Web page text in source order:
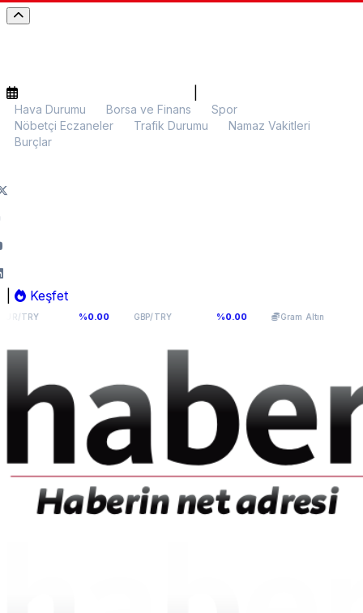
Hava Durumu Borsa ve Finans
Spor
Nöbetçi Eczaneler
Trafik Durumu
Namaz Vakitleri
Burçlar
Keşfet
%0.00 GBP/TRY64,0893 %0.00 Gram Altın 5.948,97 %0.06